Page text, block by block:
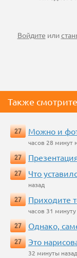
Войдите или
Также
27 Можно и
часов 28 минут
27
27
Что
назад
27
Приходите
часов 31
27
Однако,
27
Это
32 минуты назад